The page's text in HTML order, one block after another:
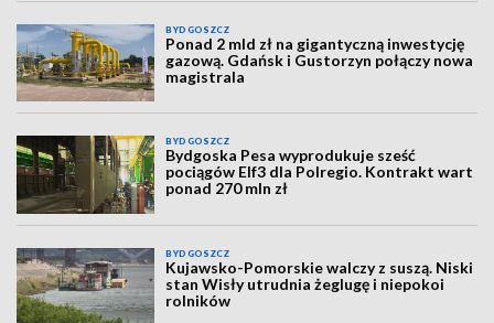
BYDGOSZCZ
Ponad 2 mld zł na gigantyczną inwestycję
gazową. Gdańsk i Gustorzyn połączy nowa
magistrala
BYDGOSZCZ
Bydgoska Pesa wyprodukuje sześć
pociągów Elf3 dla Polregio. Kontrakt wart
ponad 270 mln zł
BYDGOSZCZ
Kujawsko-Pomorskie walczy z suszą. Niski
stan Wisły utrudnia żeglugę i niepokoi
rolników